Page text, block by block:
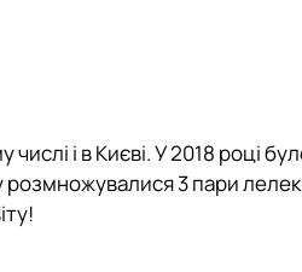
і в Києві. У 2018 році
3 пари лелек